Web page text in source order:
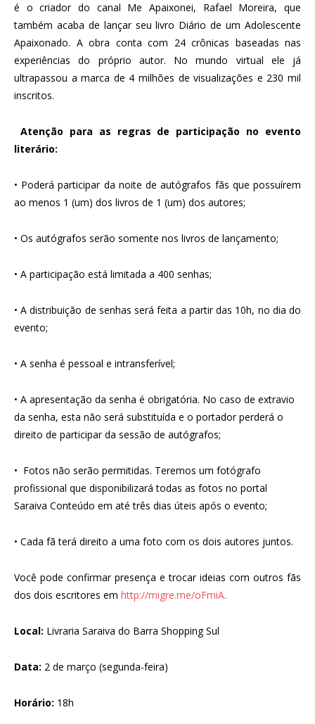
é o criador do canal Me Apaixonei, Rafael Moreira, que
também acaba de lançar seu livro Diário de um Adolescente
Apaixonado. A obra conta com 24 crônicas baseadas nas
experiências do próprio autor. No mundo virtual ele já
ultrapassou a marca de 4 milhões de visualizações e 230 mil
inscritos.
Atenção para as regras de participação no evento
literário:
• Poderá participar da noite de autógrafos fãs que possuírem
ao menos 1 (um) dos livros de 1 (um) dos autores;
• Os autógrafos serão somente nos livros de lançamento;
• A participação está limitada a 400 senhas;
• A distribuição de senhas será feita a partir das 10h, no dia do
evento;
• A senha é pessoal e intransferível;
• A apresentação da senha é obrigatória. No caso de extravio
da senha, esta não será substituída e o portador perderá o
direito de participar da sessão de autógrafos;
• Fotos não serão permitidas. Teremos um fotógrafo
profissional que disponibilizará todas as fotos no portal
Saraiva Conteúdo em até três dias úteis após o evento;
• Cada fã terá direito a uma foto com os dois autores juntos.
Você pode confirmar presença e trocar ideias com outros fãs
dos dois escritores em http://migre.me/oFmiA.
Local: Livraria Saraiva do Barra Shopping Sul
Data: 2 de março (segunda-feira)
Horário: 18h